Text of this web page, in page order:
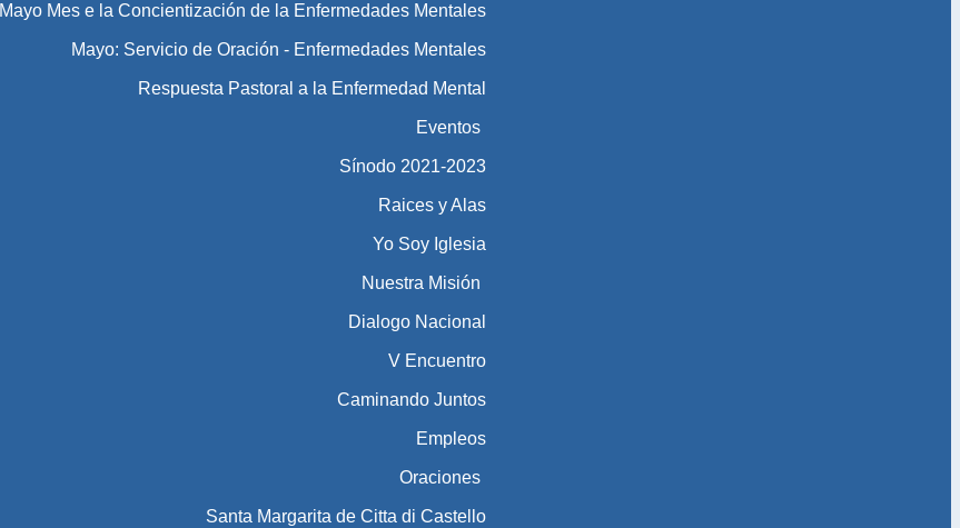
Mayo Mes e la Concientización de la Enfermedades Mentales
Mayo: Servicio de Oración - Enfermedades Mentales
Respuesta Pastoral a la Enfermedad Mental
Eventos
Sínodo 2021-2023​​​​​​​
Raices y Alas
Yo Soy Iglesia
Nuestra Misión
Dialogo Nacional
V Encuentro
Caminando Juntos
Empleos
Oraciones
Santa Margarita de Citta di Castello